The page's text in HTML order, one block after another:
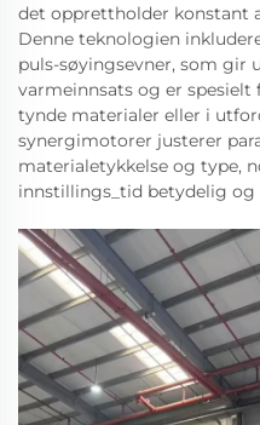
det opprettholder konstant
Denne teknologien
puls-søyingsevner, som gir
varmeinnsats og er spesielt
tynde materialer eller i
synergimotorer justerer
materialetykkelse og type,
innstillings_tid betydelig